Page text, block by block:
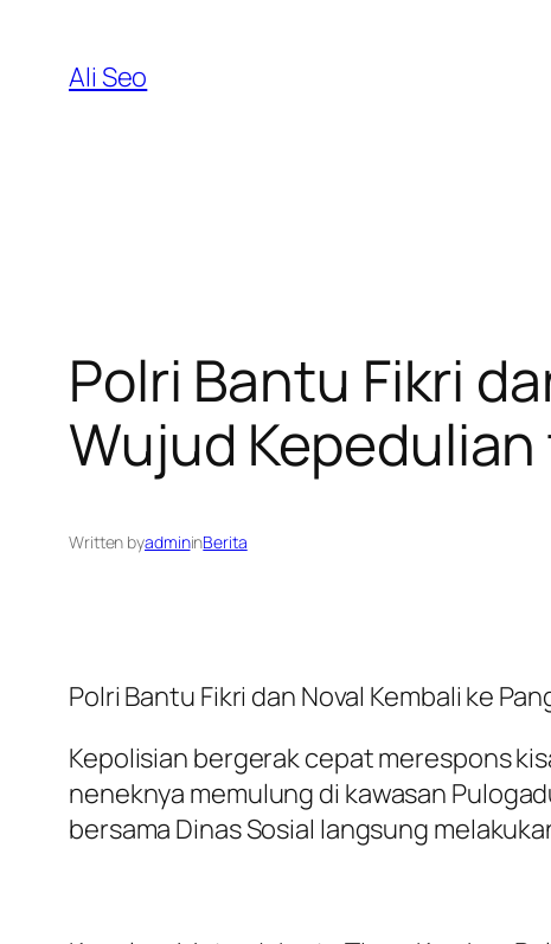
content
Ali Seo
Polri Bantu Fikri
Wujud
Written byadmininBerita
Polri Bantu Fikri dan Noval Kembali ke
Kepolisian bergerak cepat merespons
neneknya memulung di kawasan
bersama Dinas Sosial langsung